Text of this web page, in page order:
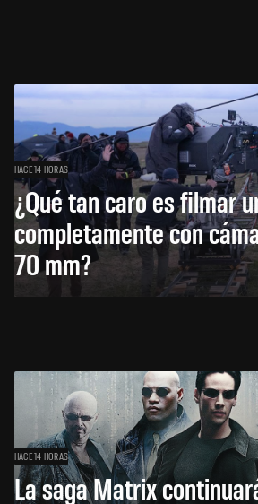
HACE 14 HORAS
¿Qué tan caro es filmar
completamente con
70 mm?
HACE 14 HORAS
La saga Matrix